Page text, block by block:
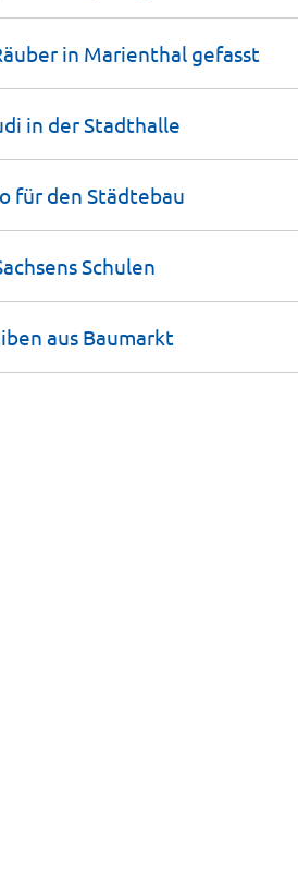
in Marienthal gefasst
in derStadthalle
für den Städtebau
Schulen
aus Baumarkt